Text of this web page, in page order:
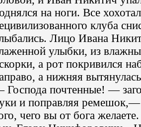
на ноги. Все
клуба
Лицо Ивана
улыбки, из
а рот покривился
а нижняя
почтенные! —
и поправляя ремешок,—
чего вы от бога